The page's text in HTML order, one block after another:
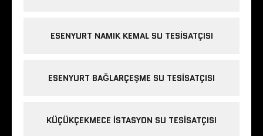
ESENYURT NAMIK KEMAL SU TESISATÇISI
ESENYURT BAĞLARÇEŞME SU TESISATÇISI
KÜÇÜKÇEKMECE ISTASYON SU TESISATÇISI